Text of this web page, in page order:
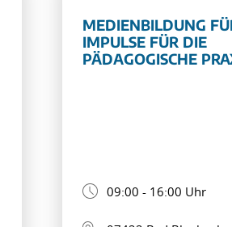
MEDIENBILDUNG
IMPULSE FÜR DIE
PÄDAGOGISCHE
09:00 - 16:00 Uhr